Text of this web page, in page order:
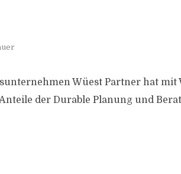
Wüest Partner hat mit
der Durable Planung und